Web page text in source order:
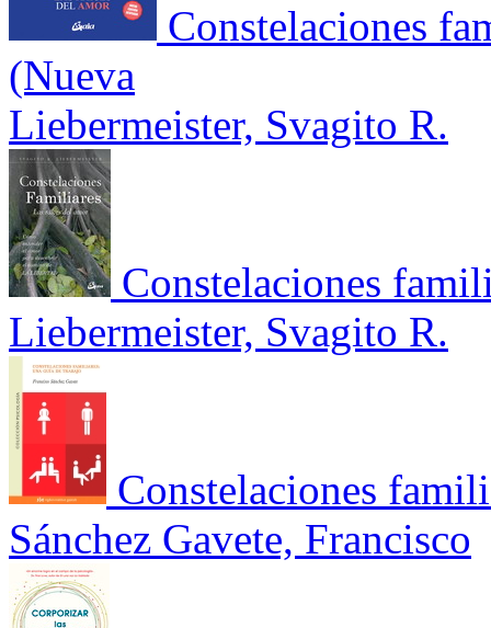
Constelaciones
(Nueva
Liebermeister, Svagito R.
Constelaciones
Liebermeister, Svagito R.
Constelaciones
Sánchez Gavete, Francisco